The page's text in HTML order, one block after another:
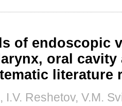
of endoscopic
oral cavity
literature
I.V. Reshetov, V.M.